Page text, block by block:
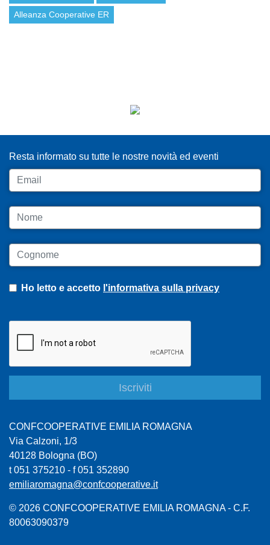
Alleanza Cooperative ER
Resta informato su tutte le nostre novità ed eventi
Email
Nome
Cognome
Ho letto e accetto l'informativa sulla privacy
CONFCOOPERATIVE EMILIA ROMAGNA
Via Calzoni, 1/3
40128 Bologna (BO)
t 051 375210 - f 051 352890
emiliaromagna@confcooperative.it
© 2026 CONFCOOPERATIVE EMILIA ROMAGNA - C.F.
80063090379